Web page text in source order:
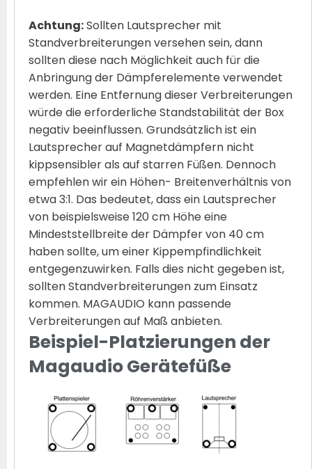
Achtung:Sollten Lautsprecher mit
Standverbreiterungen versehen sein, dann
sollten diese nach Möglichkeit auch für die
Anbringung der Dämpferelemente verwendet
werden. Eine Entfernung dieser Verbreiterungen
würde die erforderliche Standstabilität der Box
negativ beeinflussen. Grundsätzlich ist ein
Lautsprecher auf Magnetdämpfern nicht
kippsensibler als auf starren Füßen. Dennoch
empfehlen wir ein Höhen- Breitenverhältnis von
etwa 3:1. Das bedeutet, dass ein Lautsprecher
von beispielsweise 120 cm Höhe eine
Mindeststellbreite der Dämpfer von 40 cm
haben sollte, um einer Kippempfindlichkeit
entgegenzuwirken. Falls dies nicht gegeben ist,
sollten Standverbreiterungen zum Einsatz
kommen. MAGAUDIO kann passende
Verbreiterungen auf Maß anbieten.
Beispiel-Platzierungen der
Magaudio Gerätefüße